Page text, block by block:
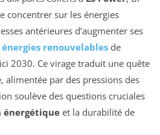
concentrer sur les énergies
antérieures d’augmenter ses
énergies renouvelables de
2030. Ce virage traduit une quête
alimentée par des pressions des
soulève des questions cruciales
et la durabilité de